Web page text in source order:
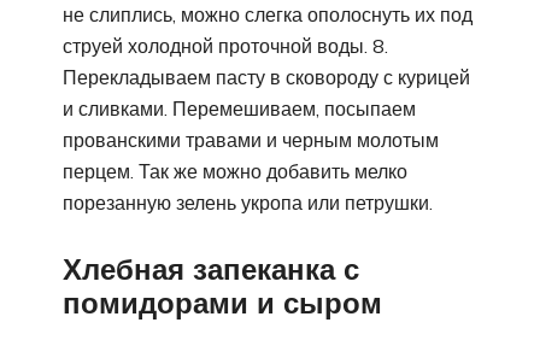
не слиплись, можно слегка ополоснуть их под
струей холодной проточной воды. 8.
Перекладываем пасту в сковороду с курицей
и сливками. Перемешиваем, посыпаем
прованскими травами и черным молотым
перцем. Так же можно добавить мелко
порезанную зелень укропа или петрушки.
Хлебная запеканка с
помидорами и сыром